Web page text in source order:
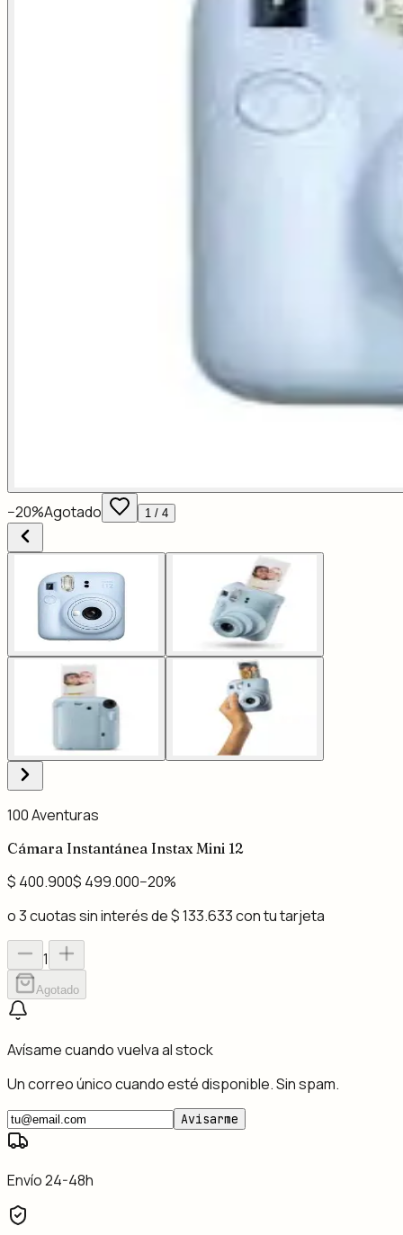
−20%Agotado 1 / 4
100 Aventuras
Cámara Instantánea Instax Mini 12
$ 400.900$ 499.000−20%
o 3 cuotas sin interés de$ 133.633con tu tarjeta
1
Agotado
Avísame cuando vuelva al stock
Un correo único cuando esté disponible. Sin spam.
Avisarme
Envío 24-48h